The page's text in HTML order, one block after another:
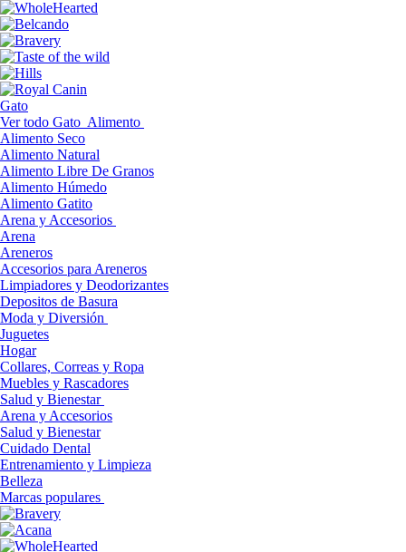
Gato
Ver todo Gato Alimento
Alimento Seco
Alimento Natural
Alimento Libre De Granos
Alimento Húmedo
Alimento Gatito
Arena y Accesorios
Arena
Areneros
Accesorios para Areneros
Limpiadores y Deodorizantes
Depositos de Basura
Moda y Diversión
Juguetes
Hogar
Collares, Correas y Ropa
Muebles y Rascadores
Salud y Bienestar
Arena y Accesorios
Salud y Bienestar
Cuidado Dental
Entrenamiento y Limpieza
Belleza
Marcas populares